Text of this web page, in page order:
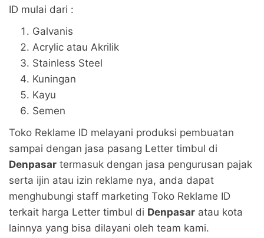
ID mulai dari :
Galvanis
Acrylic atau Akrilik
Stainless Steel
Kuningan
Kayu
Semen
Toko Reklame ID melayani produksi pembuatan
sampai dengan jasa pasang Letter timbul di
Denpasar termasuk dengan jasa pengurusan pajak
serta ijin atau izin reklame nya, anda dapat
menghubungi staff marketing Toko Reklame ID
terkait harga Letter timbul di Denpasar atau kota
lainnya yang bisa dilayani oleh team kami.